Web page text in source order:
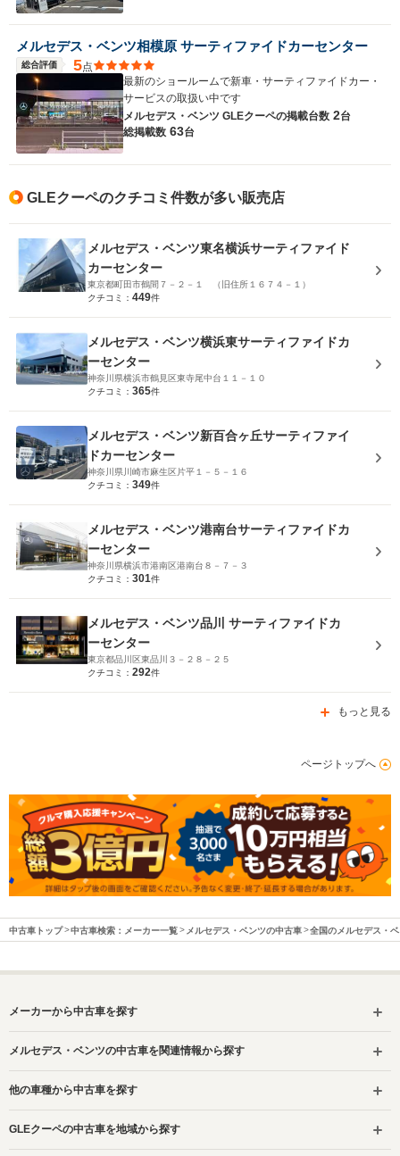
メルセデス・ベンツ相模原 サーティファイドカーセンター
総合評価 5点
最新のショールームで新車・サーティファイドカー・
サービスの取扱い中です
メルセデス・ベンツ GLEクーペの掲載台数 2台
総掲載数 63台
GLEクーペのクチコミ件数が多い販売店
メルセデス・ベンツ東名横浜サーティファイド
カーセンター
東京都町田市鶴間７－２－１ （旧住所１６７４－１）
クチコミ： 449件
メルセデス・ベンツ横浜東サーティファイドカ
ーセンター
神奈川県横浜市鶴見区東寺尾中台１１－１０
クチコミ： 365件
メルセデス・ベンツ新百合ヶ丘サーティファイ
ドカーセンター
神奈川県川崎市麻生区片平１－５－１６
クチコミ： 349件
メルセデス・ベンツ港南台サーティファイドカ
ーセンター
神奈川県横浜市港南区港南台８－７－３
クチコミ： 301件
メルセデス・ベンツ品川 サーティファイドカ
ーセンター
東京都品川区東品川３－２８－２５
クチコミ： 292件
もっと見る
ページトップへ
中古車トップ 中古車検索：メーカー一覧 メルセデス・ベンツの中古車 全国のメルセデス・
メーカーから中古車を探す
メルセデス・ベンツの中古車を関連情報から探す
他の車種から中古車を探す
GLEクーペの中古車を地域から探す